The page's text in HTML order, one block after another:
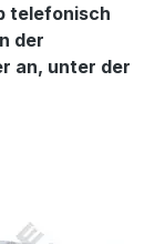
telefonisch
der
an, unter der